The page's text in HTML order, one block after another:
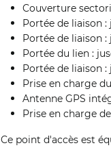
Couverture
Portée de liaison :
Portée de liaison
Portée du lien :
Portée de liaison
Prise en charge
Antenne GPS
Prise en charge
Ce point d'accès est